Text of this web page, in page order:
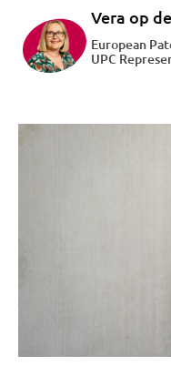
Vera op
European
UPC